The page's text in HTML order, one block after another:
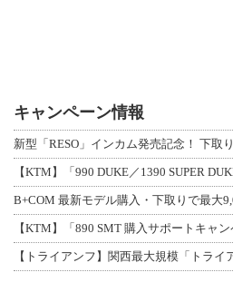
キャンペーン情報
【KTM】「990 DUKE／1390 SUPER
【KTM】「890 SMT 購入サポートキャ